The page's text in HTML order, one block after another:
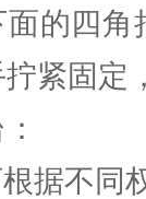
四角
紧固定
不同